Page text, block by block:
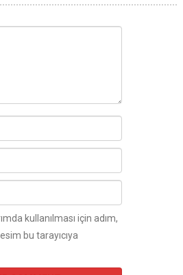
kullanılması için adım,
bu tarayıcıya